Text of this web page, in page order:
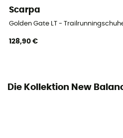
Mesh
Scarpa
Golden Gate LT -
128,90 €
Die Kollektion New